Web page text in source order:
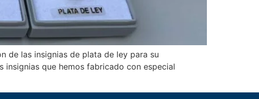
de las insignias de plata de ley para su
que hemos fabricado con especial